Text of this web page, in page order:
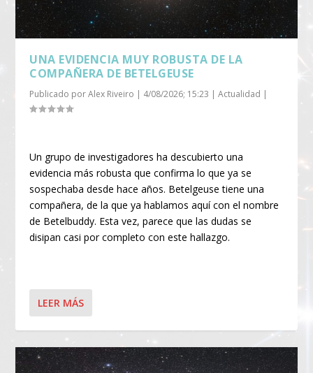
UNA EVIDENCIA MUY ROBUSTA DE LA
COMPAÑERA DE BETELGEUSE
Publicado porAlex Riveiro | 4/08/2026; 15:23 |Actualidad |
Un grupo de investigadores ha descubierto una
evidencia más robusta que confirma lo que ya se
sospechaba desde hace años. Betelgeuse tiene una
compañera, de la que ya hablamos aquí con el nombre
de Betelbuddy. Esta vez, parece que las dudas se
disipan casi por completo con este hallazgo.
LEER MÁS